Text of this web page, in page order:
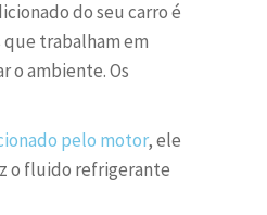
do seu carro é
trabalham em
o ambiente. Os
pelo motor, ele
o fluido refrigerante